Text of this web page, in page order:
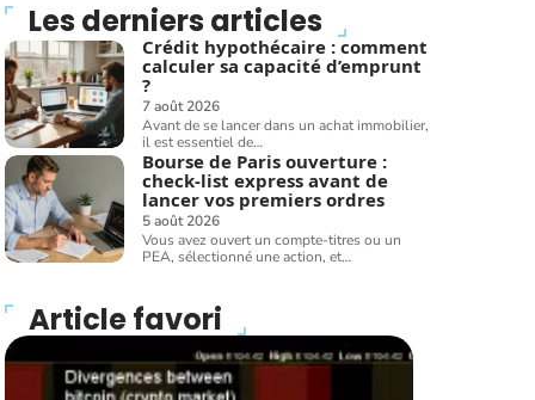
Les derniers articles
Crédit hypothécaire : comment
calculer sa capacité d’emprunt
?
7 août 2026
Avant de se lancer dans un achat immobilier,
il est essentiel de…
Bourse de Paris ouverture :
check-list express avant de
lancer vos premiers ordres
5 août 2026
Vous avez ouvert un compte-titres ou un
PEA, sélectionné une action, et…
Article favori